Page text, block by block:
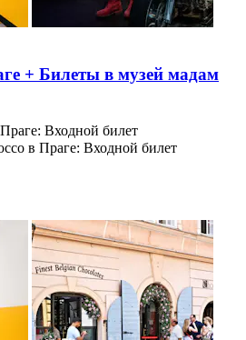
+ Билеты в музей мадам
Входной билет
в Праге: Входной билет